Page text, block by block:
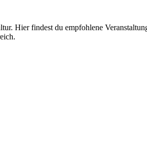
Hier findest du empfohlene